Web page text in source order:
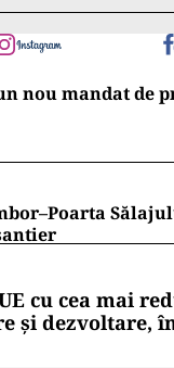
nou mandat de
cu cea mai
și dezvoltare,